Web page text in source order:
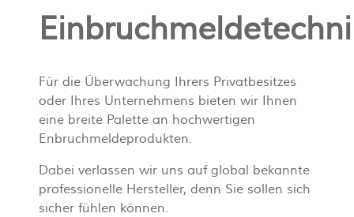
Für die Überwachung Ihrers Privatbesitzes
oder Ihres Unternehmens bieten wir Ihnen
eine breite Palette an hochwertigen
Enbruchmeldeprodukten.
Dabei verlassen wir uns auf global bekannte
professionelle Hersteller, denn Sie sollen sich
sicher fühlen können.